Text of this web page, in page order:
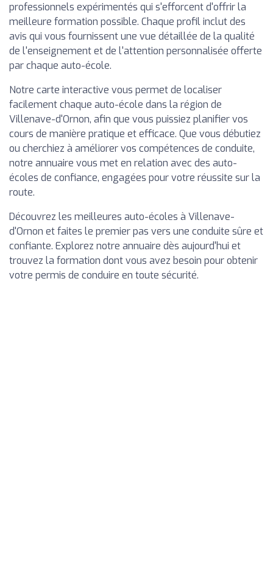
professionnels expérimentés qui s'efforcent d'offrir la
meilleure formation possible. Chaque profil inclut des
avis qui vous fournissent une vue détaillée de la qualité
de l'enseignement et de l'attention personnalisée offerte
par chaque auto-école.
Notre carte interactive vous permet de localiser
facilement chaque auto-école dans la région de
Villenave-d'Ornon, afin que vous puissiez planifier vos
cours de manière pratique et efficace. Que vous débutiez
ou cherchiez à améliorer vos compétences de conduite,
notre annuaire vous met en relation avec des auto-
écoles de confiance, engagées pour votre réussite sur la
route.
Découvrez les meilleures auto-écoles à Villenave-
d'Ornon et faites le premier pas vers une conduite sûre et
confiante. Explorez notre annuaire dès aujourd'hui et
trouvez la formation dont vous avez besoin pour obtenir
votre permis de conduire en toute sécurité.